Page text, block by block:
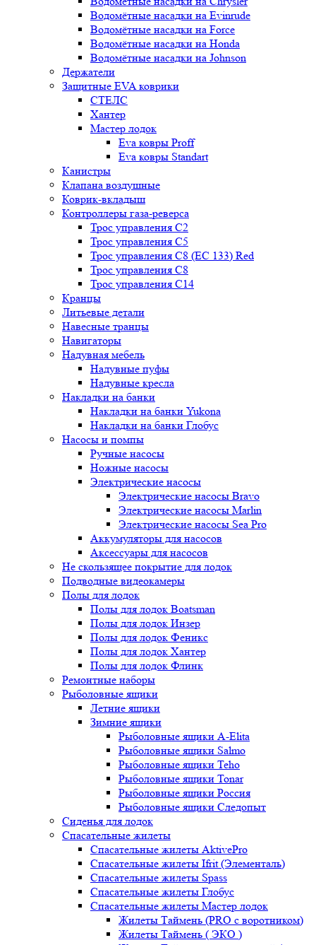
Водомётные насадки на Evinrude
Водомётные насадки на Force
Водомётные насадки на Honda
Водомётные насадки на Johnson
Держатели
Защитные EVA коврики
СТЕЛС
Хантер
Мастер лодок
Eva ковры Proff
Eva ковры Standart
Канистры
Клапана воздушные
Коврик-вкладыш
Контроллеры газа-реверса
Трос управления C2
Трос управления C5
Трос управления C8 (ЕС 133) Red
Трос управления C8
Трос управления C14
Кранцы
Литьевые детали
Навесные транцы
Навигаторы
Надувная мебель
Надувные пуфы
Надувные кресла
Накладки на банки
Накладки на банки Yukona
Накладки на банки Глобус
Насосы и помпы
Ручные насосы
Ножные насосы
Электрические насосы
Электрические насосы Bravo
Электрические насосы Marlin
Электрические насосы Sea Pro
Аккумуляторы для насосов
Аксессуары для насосов
Не скользящее покрытие для лодок
Подводные видеокамеры
Полы для лодок
Полы для лодок Boatsman
Полы для лодок Инзер
Полы для лодок Феникс
Полы для лодок Хантер
Полы для лодок Флинк
Ремонтные наборы
Рыболовные ящики
Летние ящики
Зимние ящики
Рыболовные ящики A-Elita
Рыболовные ящики Salmo
Рыболовные ящики Teho
Рыболовные ящики Tonar
Рыболовные ящики Россия
Рыболовные ящики Следопыт
Сиденья для лодок
Спасательные жилеты
Спасательные жилеты AktivePro
Спасательные жилеты Ifrit (Элементаль)
Спасательные жилеты Spass
Спасательные жилеты Глобус
Спасательные жилеты Мастер лодок
Жилеты Таймень (PRO c воротником)
Жилеты Таймень ( ЭКО )